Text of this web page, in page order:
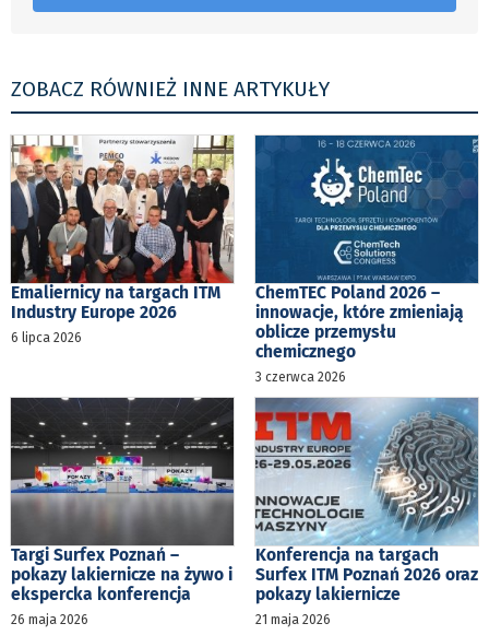
ZOBACZ RÓWNIEŻ INNE ARTYKUŁY
Emaliernicy na targach ITM
Industry Europe 2026
6 lipca 2026
ChemTEC Poland 2026 –
innowacje, które zmieniają
oblicze przemysłu
chemicznego
3 czerwca 2026
Targi Surfex Poznań –
pokazy lakiernicze na żywo i
ekspercka konferencja
26 maja 2026
Konferencja na targach
Surfex ITM Poznań 2026 oraz
pokazy lakiernicze
21 maja 2026